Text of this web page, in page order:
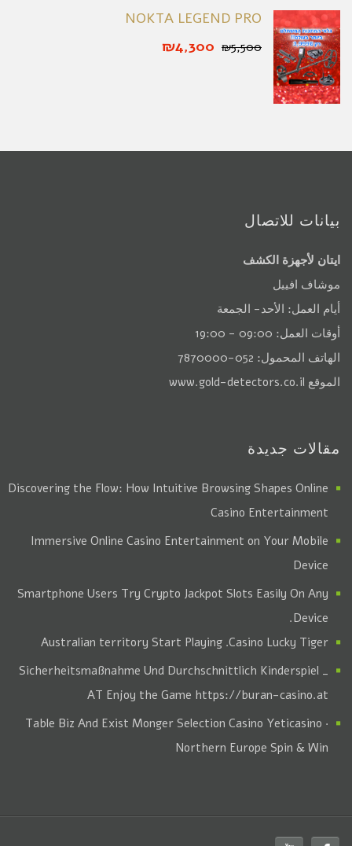
NOKTA LEGEND PRO
₪5,500
₪4,300
بيانات للاتصال
ايتان لأجهزة الكشف
موشاف افييل
أيام العمل: الأحد- الجمعة
أوقات العمل: 09:00 - 19:00
الهاتف المحمول: 052-7870000
الموقع www.gold-detectors.co.il
مقالات جديدة
Discovering the Flow: How Intuitive Browsing Shapes Online
Casino Entertainment
Immersive Online Casino Entertainment on Your Mobile
Device
Smartphone Users Try Crypto Jackpot Slots Easily On Any
Device.
Casino Lucky Tiger
. Australian territory Start Playing
Sicherheitsmaßnahme Und Durchschnittlich Kinderspiel _
AT Enjoy the Game https://buran-casino.at
Table Biz And Exist Monger Selection Casino Yeticasino ·
Northern Europe Spin & Win